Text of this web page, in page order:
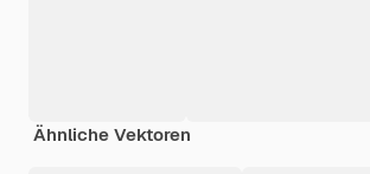
Ähnliche Vektoren